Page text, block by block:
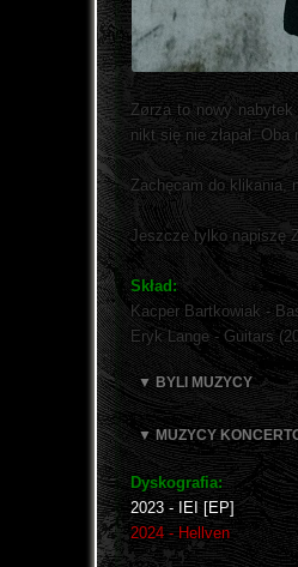
Zørza to nowy nabytek
nikt się nie złapał.
Zachęcam do klikania,
Jeszcze tylko napiszę
Skład:
Kacper Bartkowiak -
Eryk Lange - Guitars
▼ BYLI MUZYCY
▼ MUZYCY
Dyskografia:
2023 - IEI [EP]
2024 - Hellven